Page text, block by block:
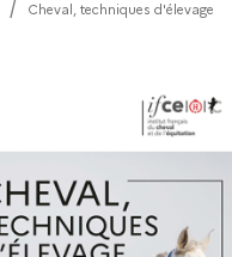
Cheval, techniques d'élevage